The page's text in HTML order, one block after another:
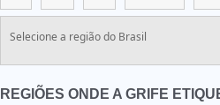
Selecione a região do Brasil
REGIÕES ONDE A GRIFE